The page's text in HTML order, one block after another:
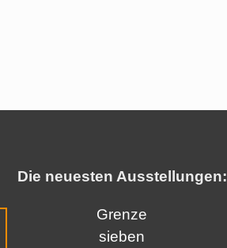
Die neuesten Ausstellungen:
Grenze
sieben